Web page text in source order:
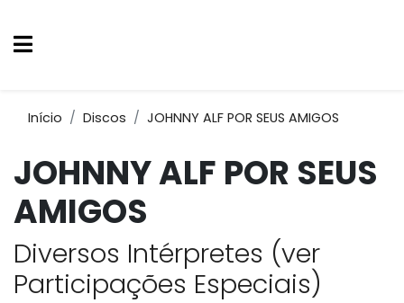
Início Discos JOHNNY ALF POR SEUS AMIGOS
JOHNNY ALF POR SEUS
AMIGOS
Diversos Intérpretes (ver
Participações Especiais)